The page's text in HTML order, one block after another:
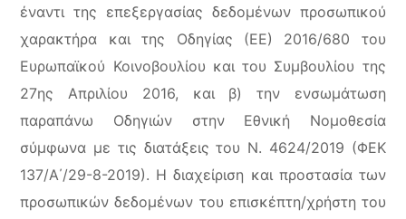
έναντι της επεξεργασίας δεδομένων προσωπικού
χαρακτήρα και της Οδηγίας (ΕΕ) 2016/680 του
Ευρωπαϊκού Κοινοβουλίου και του Συμβουλίου της
27ης Απριλίου 2016, και β) την ενσωμάτωση
παραπάνω Οδηγιών στην Εθνική Νομοθεσία
σύμφωνα με τις διατάξεις του Ν. 4624/2019 (ΦΕΚ
137/Α΄/29-8-2019). Η διαχείριση και προστασία των
προσωπικών δεδομένων του επισκέπτη/χρήστη του